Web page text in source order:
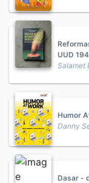
UUD
Salamet
Humor
Danny
Dasar -